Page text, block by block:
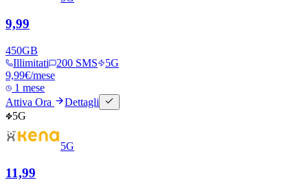
9,99
450GB
Illimitati
200 SMS
5G
9,99€/mese
1 mese
Attiva Ora
Dettagli
5G
5G
11,99